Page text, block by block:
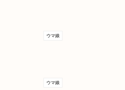
ウマ娘
ウマ娘